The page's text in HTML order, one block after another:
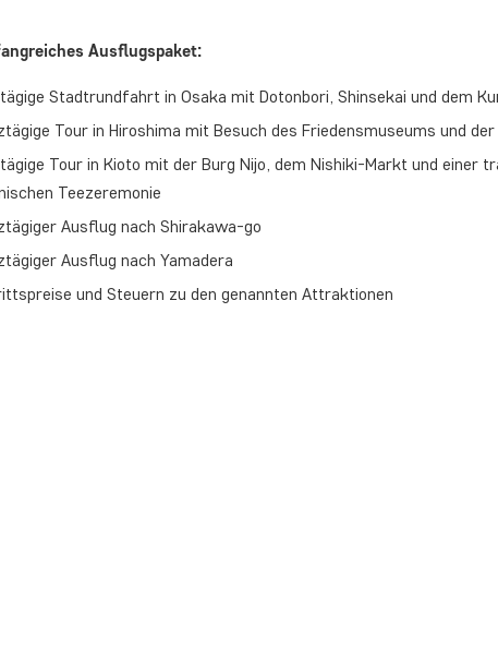
Ausflugspaket:
Stadtrundfahrt in Osaka mit Dotonbori, Shinsekai und dem
Tour in Hiroshima mit Besuch des Friedensmuseums und der
Tour in Kioto mit der Burg Nijo, dem Nishiki-Markt und einer
Teezeremonie
Ausflug nach Shirakawa-go
Ausflug nach Yamadera
und Steuern zu den genannten Attraktionen